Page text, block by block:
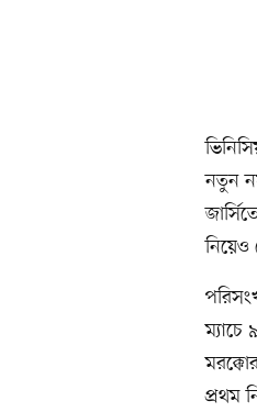
নতুন
ম্যাচে
প্রথম